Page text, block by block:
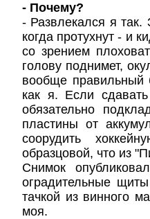
- Почему?
- Развлекался я
когда протухнут - и
со зрением
голову поднимет,
вообще правильный
как я. Если
обязательно
пластины от
соорудить
образцовой, что из
Снимок
оградительные
тачкой из винного
моя.